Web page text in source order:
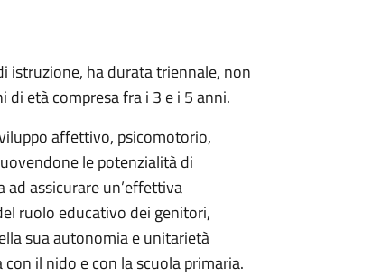
istruzione, ha durata triennale, non
di età compresa fra i 3 e i 5 anni.
affettivo, psicomotorio,
le potenzialità di
assicurare un’effettiva
ruolo educativo dei genitori,
sua autonomia e unitarietà
il nido e con la scuola primaria.